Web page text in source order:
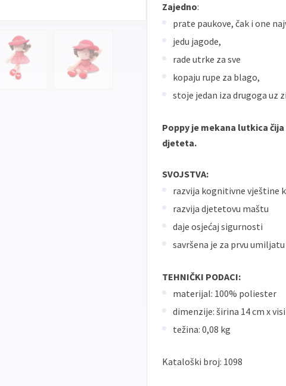
Zajedno:
prate paukove, čak i one
jedu jagode,
rade utrke za sve
kopaju rupe za blago,
stoje jedan iza drugoga uz
Poppy je mekana lutkica
djeteta.
SVOJSTVA:
razvija kognitivne vještine
razvija djetetovu maštu
daje osjećaj sigurnosti
savršena je za prvu
TEHNIČKI PODACI:
materijal: 100% poliester
dimenzije: širina 14 cm x
težina: 0,08 kg
Kataloški broj: 1098